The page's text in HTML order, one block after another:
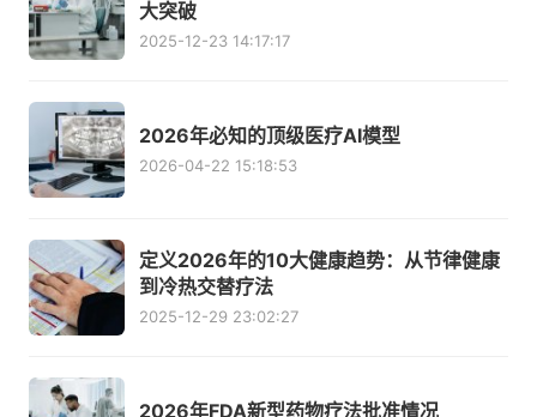
大突破
2025-12-23 14:17:17
2026年必知的顶级医疗AI模型
2026-04-22 15:18:53
定义2026年的10大健康趋势：从节律健康
到冷热交替疗法
2025-12-29 23:02:27
2026年FDA新型药物疗法批准情况